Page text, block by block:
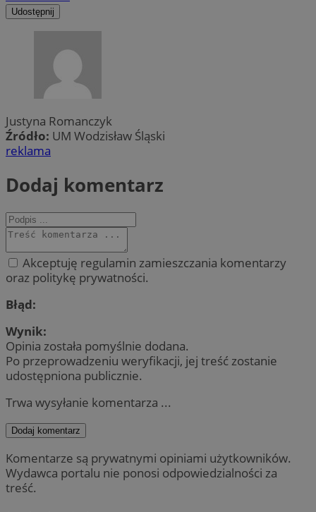
Udostępnij
Justyna Romanczyk
Źródło: UM Wodzisław Śląski
reklama
Dodaj komentarz
Akceptuję regulamin zamieszczania komentarzy
oraz politykę prywatności.
Błąd:
Wynik:
Opinia została pomyślnie dodana.
Po przeprowadzeniu weryfikacji, jej treść zostanie
udostępniona publicznie.
Trwa wysyłanie komentarza ...
Dodaj komentarz
Komentarze są prywatnymi opiniami użytkowników.
Wydawca portalu nie ponosi odpowiedzialności za
treść.